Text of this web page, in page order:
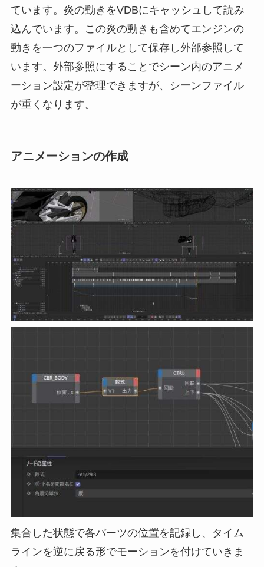
ています。炎の動きをVDBにキャッシュして読み
込んでいます。この炎の動きも含めてエンジンの
動きを一つのファイルとして保存し外部参照して
います。外部参照にすることでシーン内のアニメ
ーション設定が整理できますが、シーンファイル
が重くなります。
アニメーションの作成
集合した状態で各パーツの位置を記録し、タイム
ラインを逆に戻る形でモーションを付けていきま